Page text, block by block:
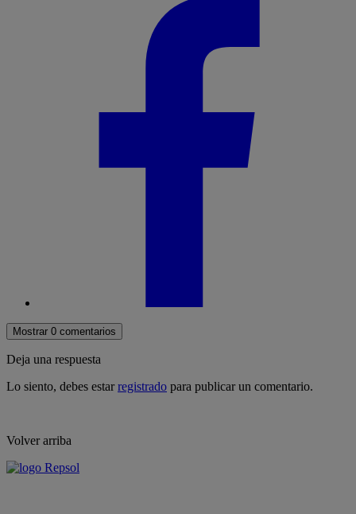
Mostrar 0 comentarios
Deja una respuesta
Lo siento, debes estarregistrado para publicar un comentario.
Volver arriba